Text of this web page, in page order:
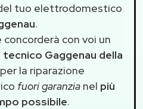
tuo elettrodomestico
.
con voi un
tecnico Gaggenau della
per la riparazione
fuori garanzianel più
possibile.